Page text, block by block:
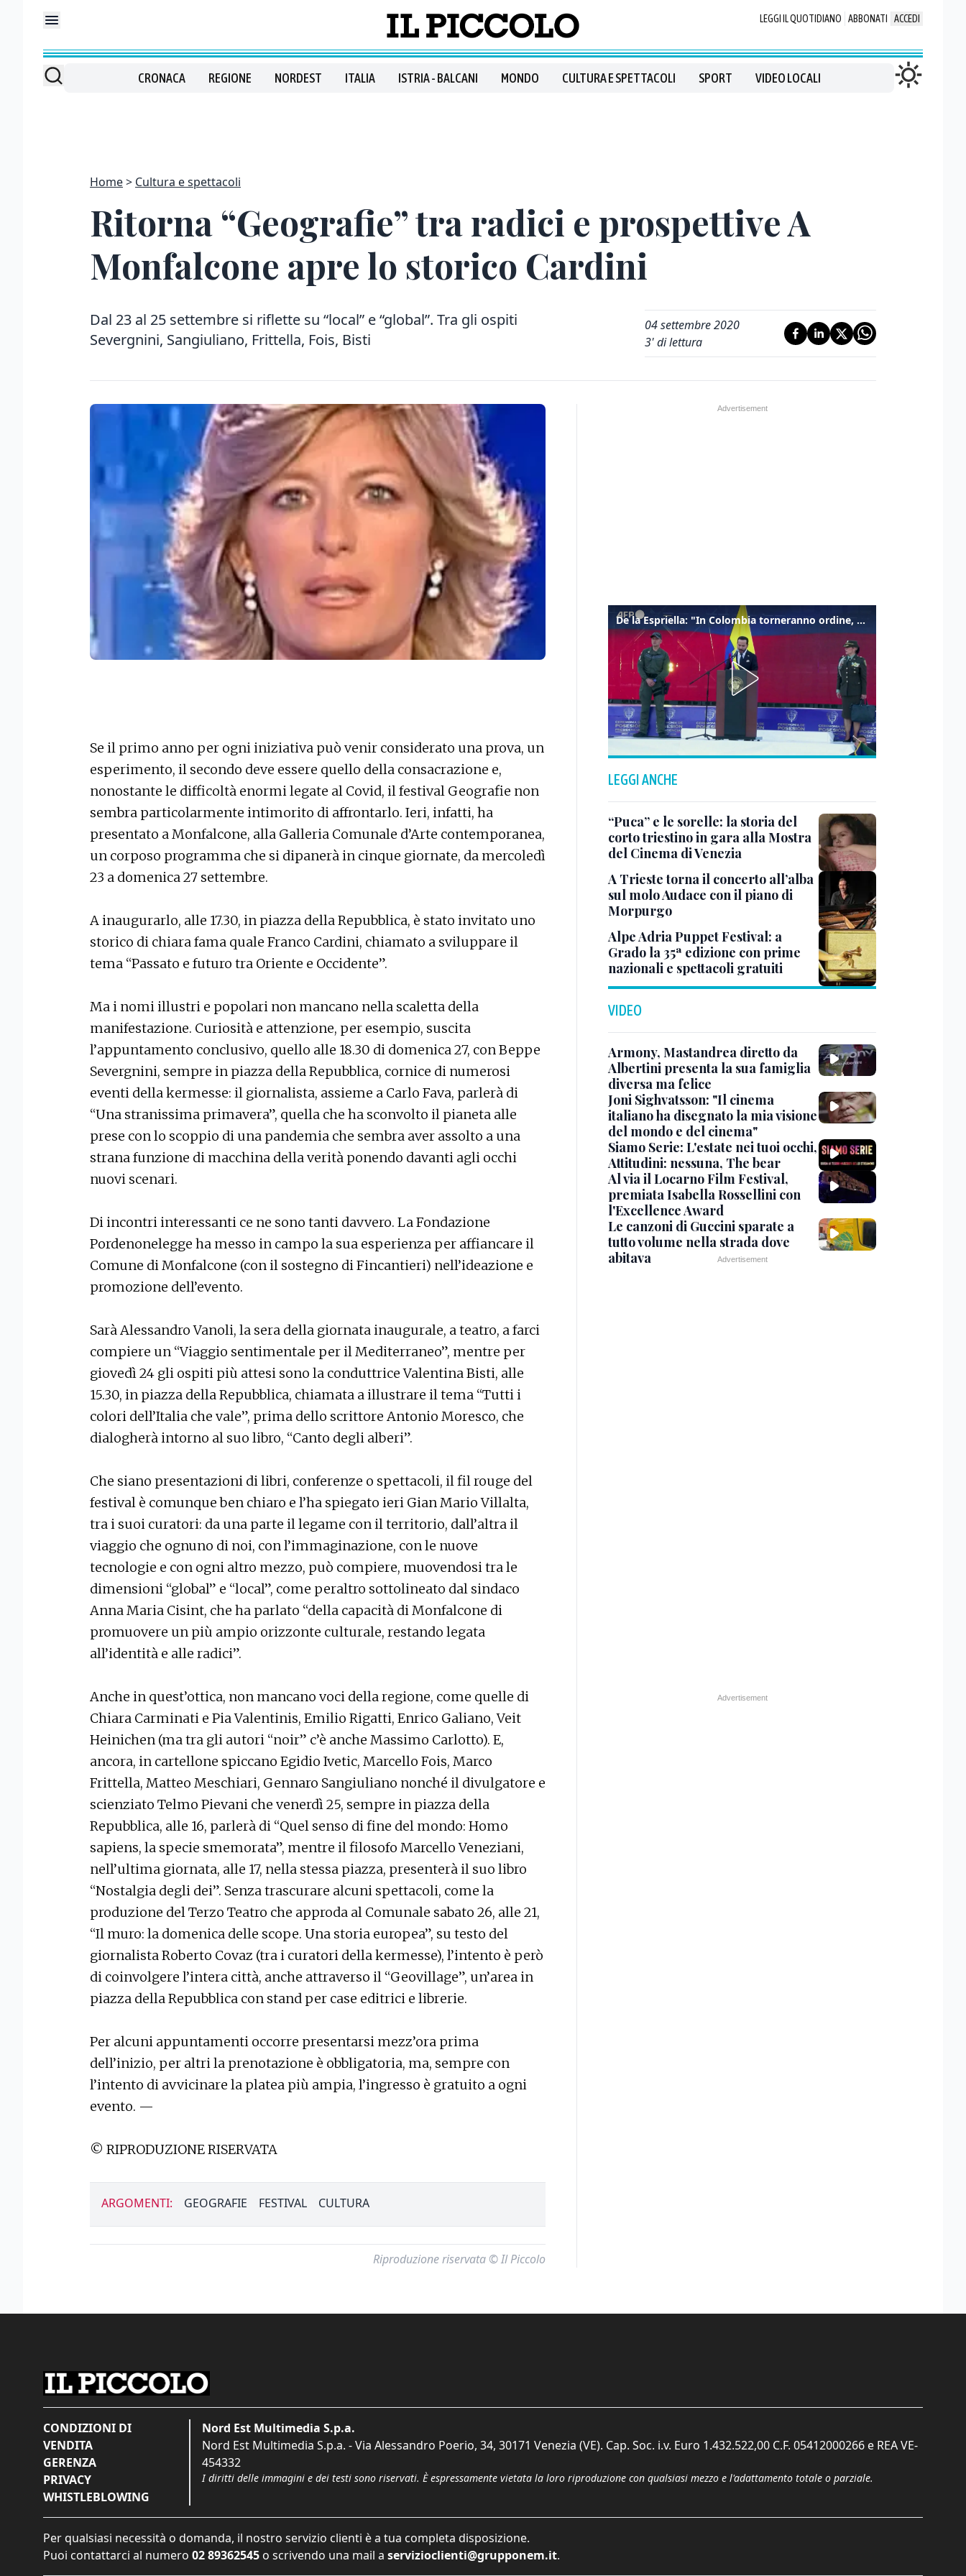
LEGGI IL QUOTIDIANO ABBONATI ACCEDI
CRONACA REGIONE NORDEST ITALIA ISTRIA - BALCANI MONDO CULTURA E SPETTACOLI SPORT VIDEO LOCALI
Home Cultura e spettacoli
Ritorna “Geografie” tra radici e prospettive A
Monfalcone apre lo storico Cardini
Dal 23 al 25 settembre si riflette su “local” e “global”. Tra gli ospiti
Severgnini, Sangiuliano, Frittella, Fois, Bisti
04 settembre 2020
3' di lettura
Se il primo anno per ogni iniziativa può venir considerato una prova, un
esperimento, il secondo deve essere quello della consacrazione e,
nonostante le difficoltà enormi legate al Covid, il festival Geografie non
sembra particolarmente intimorito di affrontarlo. Ieri, infatti, ha
presentato a Monfalcone, alla Galleria Comunale d’Arte contemporanea,
un corposo programma che si dipanerà in cinque giornate, da mercoledì
23 a domenica 27 settembre.
A inaugurarlo, alle 17.30, in piazza della Repubblica, è stato invitato uno
storico di chiara fama quale Franco Cardini, chiamato a sviluppare il
tema “Passato e futuro tra Oriente e Occidente”.
Ma i nomi illustri e popolari non mancano nella scaletta della
manifestazione. Curiosità e attenzione, per esempio, suscita
l’appuntamento conclusivo, quello alle 18.30 di domenica 27, con Beppe
Severgnini, sempre in piazza della Repubblica, cornice di numerosi
eventi della kermesse: il giornalista, assieme a Carlo Fava, parlerà di
“Una stranissima primavera”, quella che ha sconvolto il pianeta alle
prese con lo scoppio di una pandemia che sembra aver assolto a una
strana funzione di macchina della verità ponendo davanti agli occhi
nuovi scenari.
Di incontri interessanti ce ne sono tanti davvero. La Fondazione
Pordenonelegge ha messo in campo la sua esperienza per affiancare il
Comune di Monfalcone (con il sostegno di Fincantieri) nell’ideazione e
promozione dell’evento.
Sarà Alessandro Vanoli, la sera della giornata inaugurale, a teatro, a farci
compiere un “Viaggio sentimentale per il Mediterraneo”, mentre per
giovedì 24 gli ospiti più attesi sono la conduttrice Valentina Bisti, alle
15.30, in piazza della Repubblica, chiamata a illustrare il tema “Tutti i
colori dell’Italia che vale”, prima dello scrittore Antonio Moresco, che
dialogherà intorno al suo libro, “Canto degli alberi”.
Che siano presentazioni di libri, conferenze o spettacoli, il fil rouge del
festival è comunque ben chiaro e l’ha spiegato ieri Gian Mario Villalta,
tra i suoi curatori: da una parte il legame con il territorio, dall’altra il
viaggio che ognuno di noi, con l’immaginazione, con le nuove
tecnologie e con ogni altro mezzo, può compiere, muovendosi tra le
dimensioni “global” e “local”, come peraltro sottolineato dal sindaco
Anna Maria Cisint, che ha parlato “della capacità di Monfalcone di
promuovere un più ampio orizzonte culturale, restando legata
all’identità e alle radici”.
Anche in quest’ottica, non mancano voci della regione, come quelle di
Chiara Carminati e Pia Valentinis, Emilio Rigatti, Enrico Galiano, Veit
Heinichen (ma tra gli autori “noir” c’è anche Massimo Carlotto). E,
ancora, in cartellone spiccano Egidio Ivetic, Marcello Fois, Marco
Frittella, Matteo Meschiari, Gennaro Sangiuliano nonché il divulgatore e
scienziato Telmo Pievani che venerdì 25, sempre in piazza della
Repubblica, alle 16, parlerà di “Quel senso di fine del mondo: Homo
sapiens, la specie smemorata”, mentre il filosofo Marcello Veneziani,
nell’ultima giornata, alle 17, nella stessa piazza, presenterà il suo libro
“Nostalgia degli dei”. Senza trascurare alcuni spettacoli, come la
produzione del Terzo Teatro che approda al Comunale sabato 26, alle 21,
“Il muro: la domenica delle scope. Una storia europea”, su testo del
giornalista Roberto Covaz (tra i curatori della kermesse), l’intento è però
di coinvolgere l’intera città, anche attraverso il “Geovillage”, un’area in
piazza della Repubblica con stand per case editrici e librerie.
Per alcuni appuntamenti occorre presentarsi mezz’ora prima
dell’inizio, per altri la prenotazione è obbligatoria, ma, sempre con
l’intento di avvicinare la platea più ampia, l’ingresso è gratuito a ogni
evento. —
© RIPRODUZIONE RISERVATA
ARGOMENTI: GEOGRAFIE FESTIVAL CULTURA
Riproduzione riservata © Il Piccolo
De la Espriella: "In Colombia torneranno ordine, autorità e libertà"
LEGGI ANCHE
“Puca” e le sorelle: la storia del
corto triestino in gara alla Mostra
del Cinema di Venezia
A Trieste torna il concerto all’alba
sul molo Audace con il piano di
Morpurgo
Alpe Adria Puppet Festival: a
Grado la 35ª edizione con prime
nazionali e spettacoli gratuiti
VIDEO
Armony, Mastandrea diretto da
Albertini presenta la sua famiglia
diversa ma felice
Joni Sighvatsson: "Il cinema
italiano ha disegnato la mia visione
del mondo e del cinema"
Siamo Serie: L'estate nei tuoi occhi,
Attitudini: nessuna, The bear
Al via il Locarno Film Festival,
premiata Isabella Rossellini con
l'Excellence Award
Le canzoni di Guccini sparate a
tutto volume nella strada dove
abitava
CONDIZIONI DI
VENDITA
GERENZA
PRIVACY
WHISTLEBLOWING
Nord Est Multimedia S.p.a.
Nord Est Multimedia S.p.a. - Via Alessandro Poerio, 34, 30171 Venezia (VE). Cap. Soc. i.v. Euro 1.432.522,00 C.F. 05412000266 e REA VE-
454332
I diritti delle immagini e dei testi sono riservati. È espressamente vietata la loro riproduzione con qualsiasi mezzo e l'adattamento totale o parziale.
Per qualsiasi necessità o domanda, il nostro servizio clienti è a tua completa disposizione.
Puoi contattarci al numero 02 89362545 o scrivendo una mail a servizioclienti@grupponem.it.